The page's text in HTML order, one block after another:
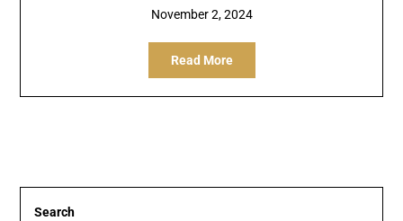
November 2, 2024
Read More
Search